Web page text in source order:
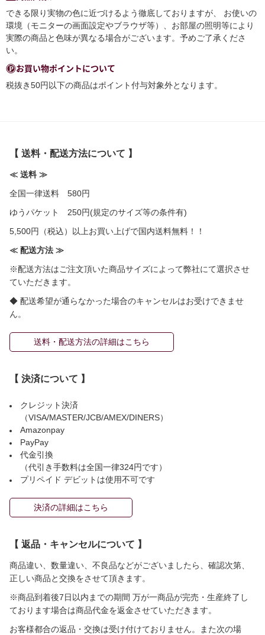
できる限り実物の色に近づけるよう徹底しておりますが、 お使いの
環境（モニターの画面設定やブラウザ等）、お部屋の照明等により
実際の商品と色味が異なる場合がございます。予めご了承くださ
い。
お買い物ポイントについて
税抜き50円以下の商品はポイント付与対象外となります。
【 送料・配送方法について 】
≪ 送料 ≫
全国一律送料 580円
ゆうパケット 250円(規定のサイズ等の条件有)
5,500円（税込）以上お買い上げで国内送料無料！！
≪ 配送方法 ≫
※配送方法はご注文頂いた商品サイズによって弊社にて選択させ
ていただきます。
◆ 配送希望が通らなかった場合のキャンセルはお受けできませ
ん。
送料・配送方法の詳細はこちら
【 決済について 】
クレジット決済
（VISA/MASTER/JCB/AMEX/DINERS）
Amazonpay
PayPay
代金引換
（代引き手数料は全国一律324円です）
プリペイド デビットは使用不可です
決済の詳細はこちら
【 返品・キャンセルについて 】
商品違い、数量違い、不良品などがございましたら、確認次第、
正しい商品と交換をさせて頂きます。
※商品到着後7日以内までの期間 万が一商品が完売・生産終了し
ております場合は商品代金を返金させていただきます。
お客様都合の返品・交換は受け付けておりません。また次の場